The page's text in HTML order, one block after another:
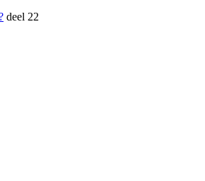
deel 22